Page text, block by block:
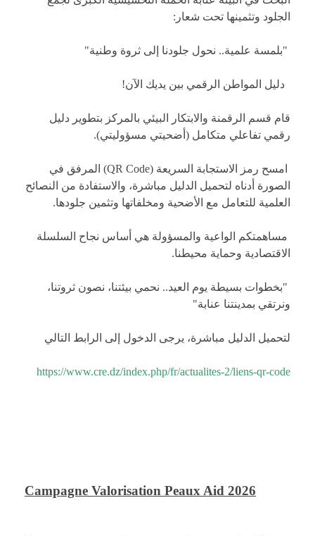
الجلود وتثمينها تحت شعار:
​ "بلمسة علمية.. نحول جلودنا إلى ثروة وطنية"
​ دليل المواطن الرقمي بين يديك الآن!
قام قسم الرقمنة والابتكار البيئي بالمركز بتطوير دليل
رقمي تفاعلي متكامل (أضحيتي مسؤوليتي).
​ امسح رمز الاستجابة السريعة (QR Code) المرفق في
الصورة أدناه لتحميل الدليل مباشرة، والاستفادة من النصائح
العلمية للتعامل مع الأضحية ومخلفاتها وتثمين جلودها.
​ مساهمتكم الواعية والمسؤولة هي أساس نجاح السلسلة
الاقتصادية وحماية محيطنا.
​ "بخطوات بسيطة يوم العيد.. نحمي بيئتنا، نصون ثروتنا،
ونرتقي بمدينتنا عنابة"
لتحميل الدليل مباشرة، يرجى الدخول إلى الرابط التالي
https://www.cre.dz/index.php/fr/actualites-2/liens-qr-code
Campagne Valorisation Peaux Aid 2026